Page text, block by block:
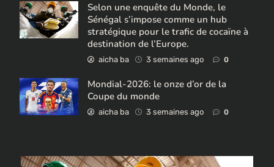
Selon une enquête du Monde, le
Sénégal s’impose comme un hub
stratégique pour le trafic de cocaïne à
destination de l’Europe.
aicha ba 3 semaines ago 0
Mondial-2026: le onze d’or de la
Coupe du monde
aicha ba 3 semaines ago 0